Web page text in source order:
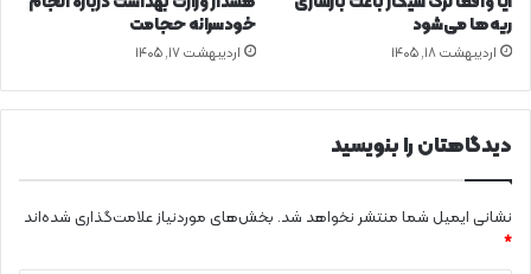
ریه‌ها می‌شود
اردیبهشت ۱۸, ۱۴۰۵
خودسرانه حجامت
اردیبهشت ۱۷, ۱۴۰۵
دیدگاهتان را بنویسید
نشانی ایمیل شما منتشر نخواهد شد. بخش‌های موردنیاز علامت‌گذاری شده‌اند
*